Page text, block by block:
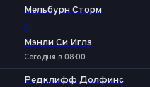
Мельбурн Сторм
-
Мэнли Си Иглз
Сегодня в 08:00
Редклифф Долфинс